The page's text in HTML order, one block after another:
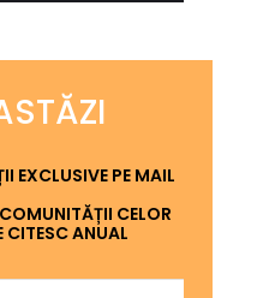
EXCLUSIVE PE MAIL
CELOR
CITESC ANUAL